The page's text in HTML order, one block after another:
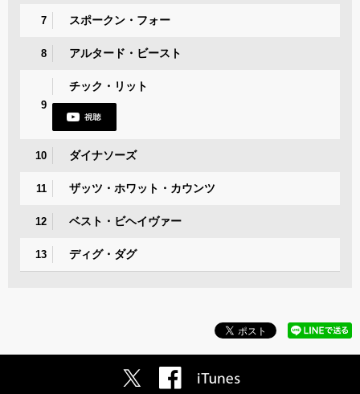
7 スポークン・フォー
8 アルタード・ビースト
9
チック・リット
10 ダイナソーズ
11 ザッツ・ホワット・カウンツ
12 ベスト・ビヘイヴァー
13 ディグ・ダグ